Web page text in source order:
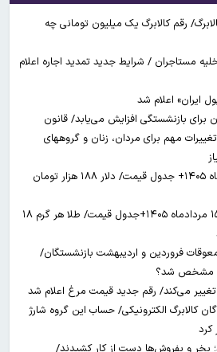
رقم کالابرگ یک میلیون تومانی چه
مستاجران / شرایط جدید تمدید اجاره اعلام
ایران» اعلام شد
برای بازنشستگی افزایش می‌یابد/ قانون
سن بازنشستگی ۱۴۰۵؛ تغییرات مهم برای مردان، زنان و گروههای
قیمت انواع ارز ۱۵ مردادماه ۱۴۰۵+ جدول قیمت/ دلار ۱۸۸ هزار تومان
آخرین قیمت طلا و سکه ۱۵ مردادماه ۱۴۰۵+جدول قیمت/ طلا هر گرم ۱۸
فروردین و اردیبهشت بازنشستگان/
مشخص شد؟
می‌کند/ رقم جدید قیمت مرغ اعلام شد
کالابرگ الکترونیکی/ حساب این گروه شارژ
کرد
بخر و بفروش‌ها دست از کار کشیدند/